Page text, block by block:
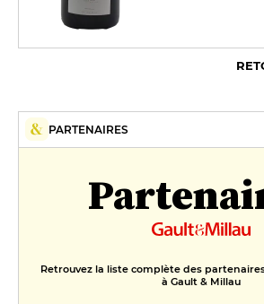
PARTENAIRES
Retrouvez la liste complète des
à Gault & Millau